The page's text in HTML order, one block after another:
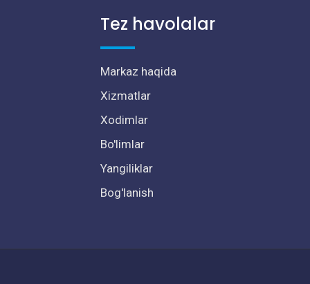
Tez havolalar
Markaz haqida
Xizmatlar
Xodimlar
Bo'limlar
Yangiliklar
Bog'lanish